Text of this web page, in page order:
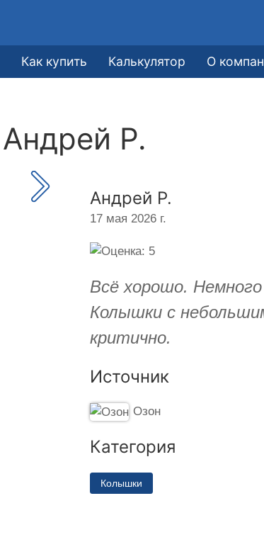
Как купить Калькулятор О
Андрей Р.
Андрей Р.
17 мая 2026 г.
Всё хорошо. Немного
Колышки с
критично.
Источник
Озон
Категория
Колышки